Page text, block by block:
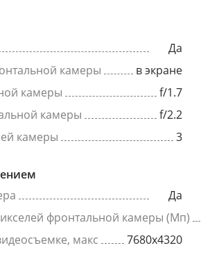
Да
камеры
в экране
камеры
f/1.7
камеры
f/2.2
камеры
3
Да
фронтальной камеры (Мп)
макс
7680x4320